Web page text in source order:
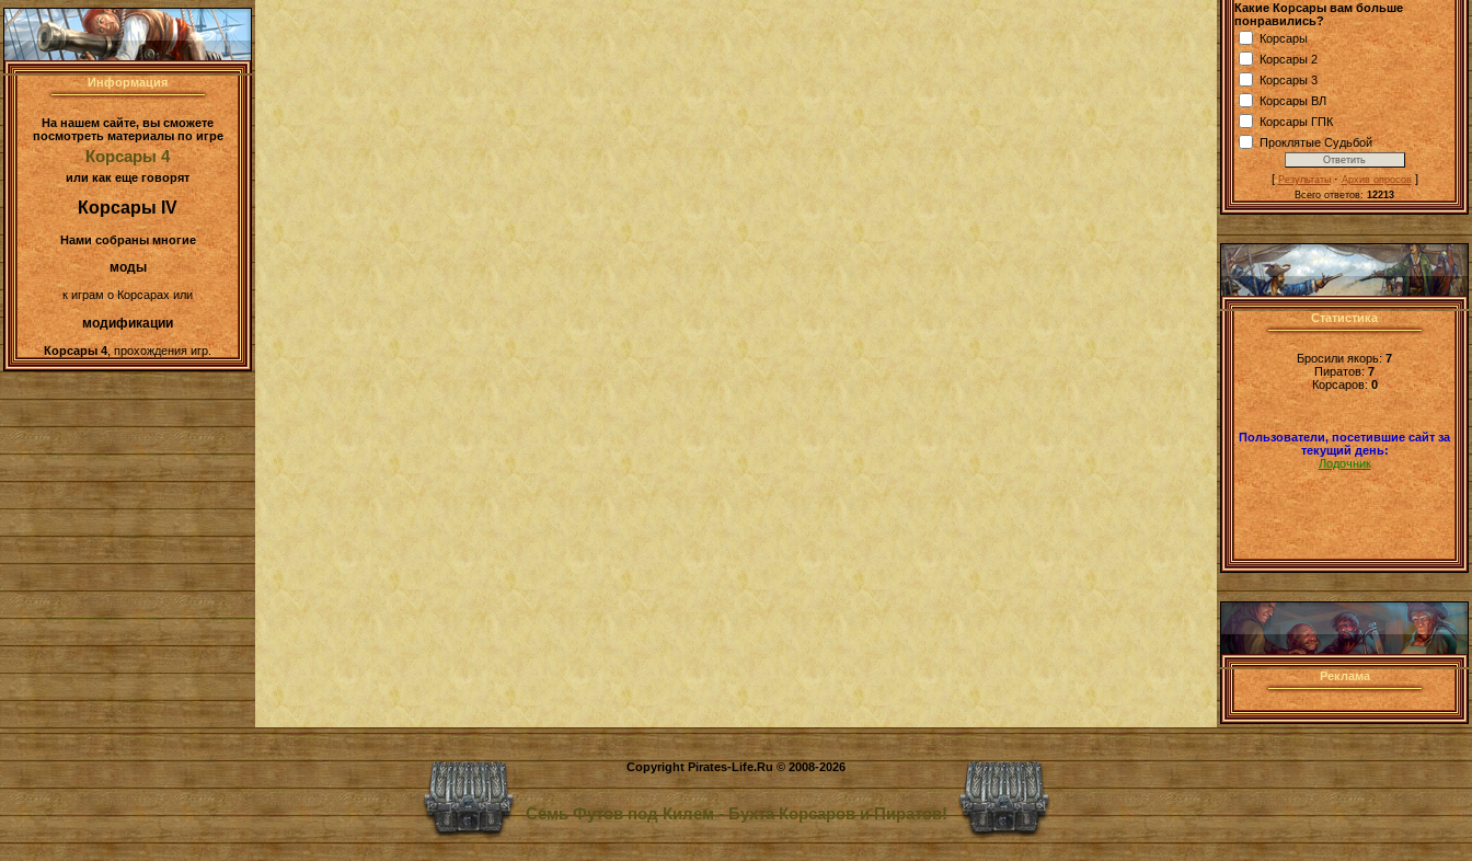
Информация
На нашем сайте, вы сможете
посмотреть материалы по игре
Корсары 4
или как еще говорят
Корсары IV
Нами собраны многие
моды
к играм о Корсарах или
модификации
Корсары 4, прохождения игр.
Какие Корсары вам больше
понравились?
Корсары
Корсары 2
Корсары 3
Корсары ВЛ
Корсары ГПК
Проклятые Судьбой
[Результаты· Архив опросов]
Всего ответов: 12213
Статистика
Бросили якорь: 7
Пиратов:7
Корсаров:0
Пользователи, посетившие сайт за
текущий день:
Лодочник
Реклама
Copyright Pirates-Life.Ru © 2008-2026
Семь Футов под Килем - Бухта Корсаров и Пиратов!